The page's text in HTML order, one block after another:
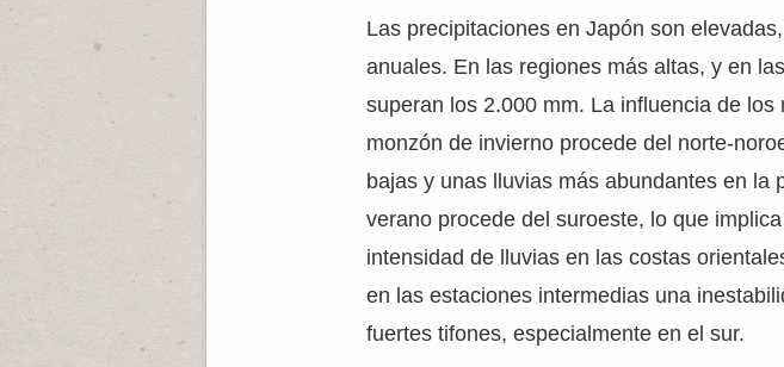
Las precipitaciones en Japón son
anuales. En las regiones más altas, y en
superan los 2.000 mm. La influencia de
monzón de invierno procede del norte-
bajas y unas lluvias más abundantes en
verano procede del suroeste, lo que
intensidad de lluvias en las costas
en las estaciones intermedias una
fuertes tifones, especialmente en el sur.